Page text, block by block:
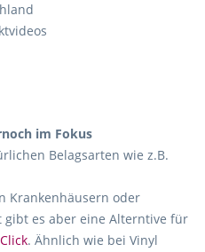
im Fokus
Belagsarten wie z.B.
Krankenhäusern oder
gibt es aber eine Alterntive für
. Ähnlich wie bei Vinyl